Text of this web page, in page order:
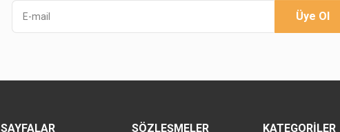
Üye Ol
SAYFALAR SÖZLEŞMELER KATEGORILER